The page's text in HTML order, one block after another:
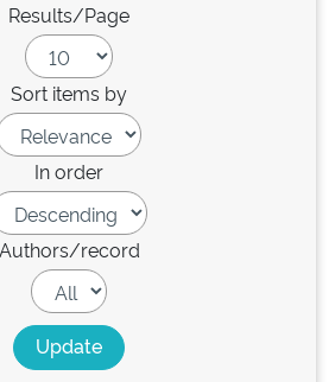
Results/Page
Sort items by
In order
Authors/record